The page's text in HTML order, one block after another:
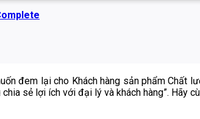
đem lại cho Khách hàng sản phẩm Chất
sẻ lợi ích với đại lý và khách hàng”. Hãy